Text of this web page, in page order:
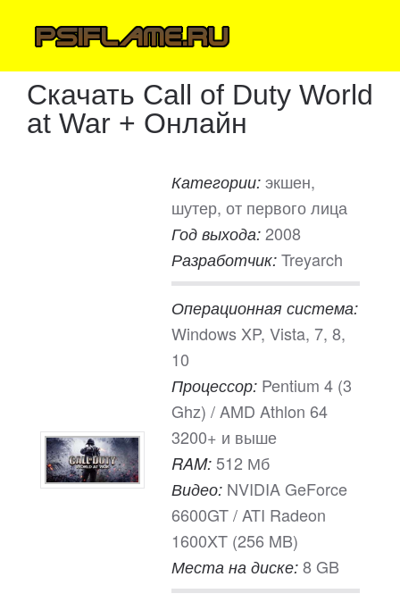
Скачать Call of Duty World
at War + Онлайн
Категории: экшен,
шутер, от первого лица
Год выхода: 2008
Разработчик: Treyarch
Операционная система:
Windows XP, Vista, 7, 8,
10
Процессор: Pentium 4 (3
Ghz) / AMD Athlon 64
3200+ и выше
RAM: 512 Мб
Видео: NVIDIA GeForce
6600GT / ATI Radeon
1600XT (256 MB)
Места на диске: 8 GB